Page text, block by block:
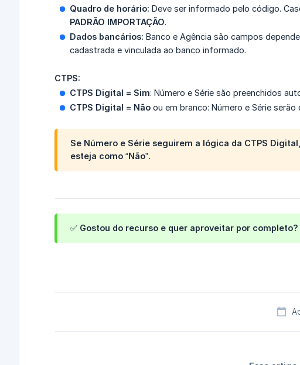
Quadro de horário: Deve ser informado pelo código.
PADRÃO IMPORTAÇÃO.
Dados bancários: Banco e Agência são campos
cadastrada e vinculada ao banco informado.
CTPS:
CTPS Digital = Sim: Número e Série são preenchidos
CTPS Digital = Não ou em branco: Número e Série
Se Número e Série seguirem a lógica da CTPS
esteja como “Não”.
✅ Gostou do recurso e quer aproveitar por completo?